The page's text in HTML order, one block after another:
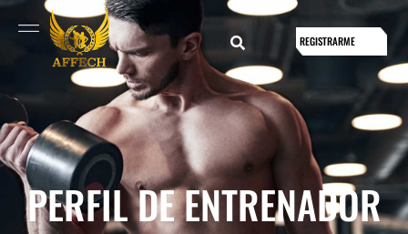
REGISTRARME
PERFIL DE ENTRENADOR